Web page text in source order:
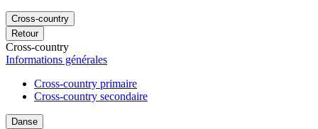
Cross-country
Retour
Cross-country
Informations générales
Cross-country primaire
Cross-country secondaire
Danse